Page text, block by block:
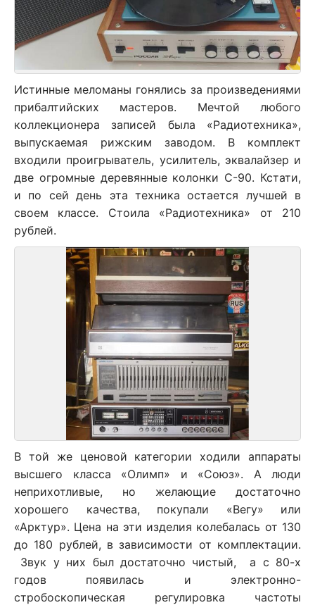
Истинные меломаны гонялись за произведениями
прибалтийских мастеров. Мечтой любого
коллекционера записей была «Радиотехника»,
выпускаемая рижским заводом. В комплект
входили проигрыватель, усилитель, эквалайзер и
две огромные деревянные колонки С-90. Кстати,
и по сей день эта техника остается лучшей в
своем классе. Стоила «Радиотехника» от 210
рублей.
В той же ценовой категории ходили аппараты
высшего класса «Олимп» и «Союз». А люди
неприхотливые, но желающие достаточно
хорошего качества, покупали «Вегу» или
«Арктур». Цена на эти изделия колебалась от 130
до 180 рублей, в зависимости от комплектации.
Звук у них был достаточно чистый, а с 80-х
годов появилась и электронно-
стробоскопическая регулировка частоты